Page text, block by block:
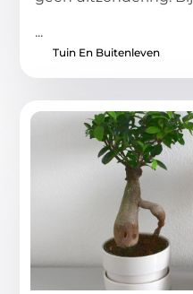
...
Tuin En Buitenleven